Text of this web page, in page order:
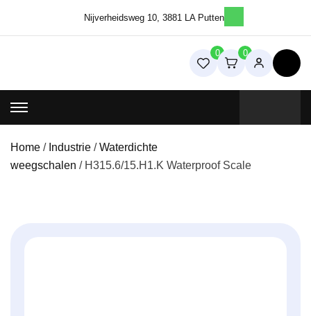
Nijverheidsweg 10, 3881 LA Putten
Weegschalenshop | Precisieweegschalen & Industriële
Weegoplossingen
0 0
Home / Industrie /Waterdichte
weegschalen / H315.6/15.H1.K Waterproof Scale